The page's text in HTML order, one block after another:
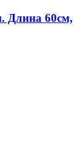
Длина 60см,